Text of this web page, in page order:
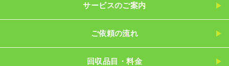
サービスのご案内
ご依頼の流れ
回収品目・料金